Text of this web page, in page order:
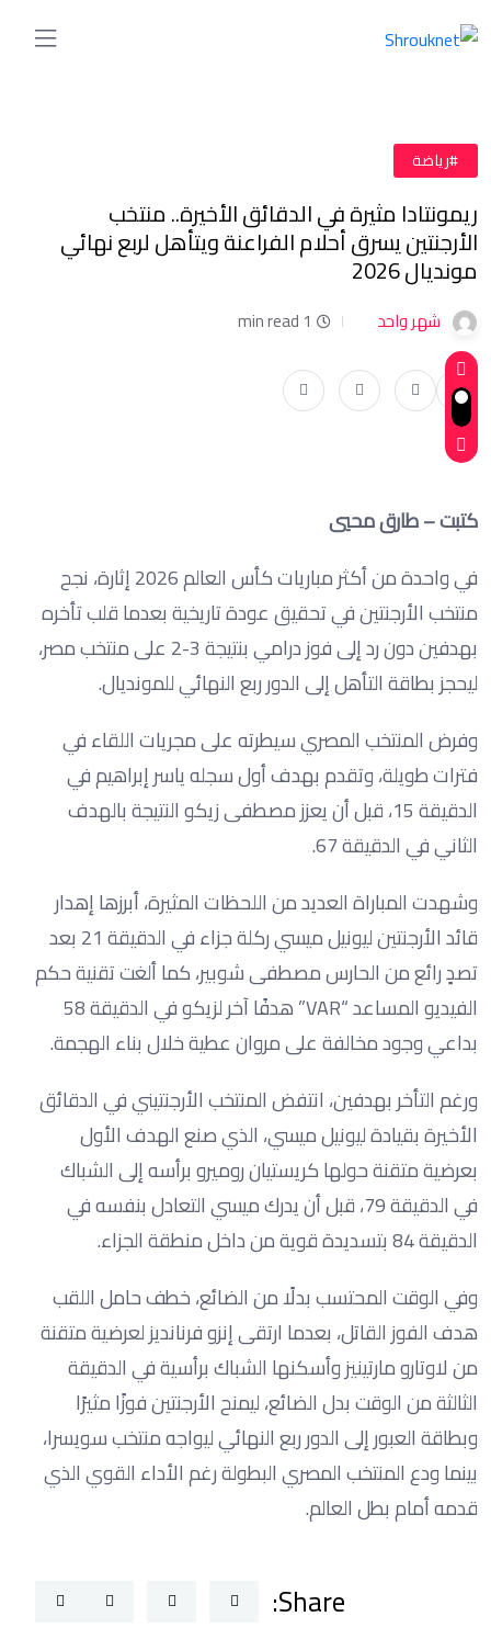
#رياضة
ريمونتادا مثيرة في الدقائق الأخيرة.. منتخب
الأرجنتين يسرق أحلام الفراعنة ويتأهل لربع نهائي
مونديال 2026
شهر واحد 1 min read
كتبت – طارق محيي
في واحدة من أكثر مباريات كأس العالم 2026 إثارة، نجح
منتخب الأرجنتين في تحقيق عودة تاريخية بعدما قلب تأخره
بهدفين دون رد إلى فوز درامي بنتيجة 3-2 على منتخب مصر،
ليحجز بطاقة التأهل إلى الدور ربع النهائي للمونديال.
وفرض المنتخب المصري سيطرته على مجريات اللقاء في
فترات طويلة، وتقدم بهدف أول سجله ياسر إبراهيم في
الدقيقة 15، قبل أن يعزز مصطفى زيكو النتيجة بالهدف
الثاني في الدقيقة 67.
وشهدت المباراة العديد من اللحظات المثيرة، أبرزها إهدار
قائد الأرجنتين ليونيل ميسي ركلة جزاء في الدقيقة 21 بعد
تصدٍ رائع من الحارس مصطفى شوبير، كما ألغت تقنية حكم
الفيديو المساعد “VAR” هدفًا آخر لزيكو في الدقيقة 58
بداعي وجود مخالفة على مروان عطية خلال بناء الهجمة.
ورغم التأخر بهدفين، انتفض المنتخب الأرجنتيني في الدقائق
الأخيرة بقيادة ليونيل ميسي، الذي صنع الهدف الأول
بعرضية متقنة حولها كريستيان روميرو برأسه إلى الشباك
في الدقيقة 79، قبل أن يدرك ميسي التعادل بنفسه في
الدقيقة 84 بتسديدة قوية من داخل منطقة الجزاء.
وفي الوقت المحتسب بدلًا من الضائع، خطف حامل اللقب
هدف الفوز القاتل، بعدما ارتقى إنزو فرنانديز لعرضية متقنة
من لاوتارو مارتينيز وأسكنها الشباك برأسية في الدقيقة
الثالثة من الوقت بدل الضائع، ليمنح الأرجنتين فوزًا مثيرًا
وبطاقة العبور إلى الدور ربع النهائي ليواجه منتخب سويسرا،
بينما ودع المنتخب المصري البطولة رغم الأداء القوي الذي
قدمه أمام بطل العالم.
Share: